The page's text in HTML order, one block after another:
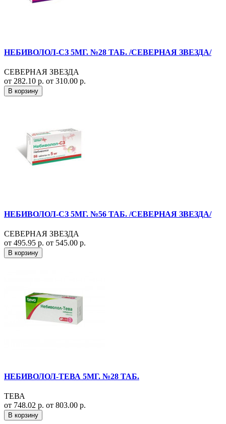
НЕБИВОЛОЛ-СЗ 5МГ. №28 ТАБ. /СЕВЕРНАЯ ЗВЕЗДА/
СЕВЕРНАЯ ЗВЕЗДА
от 282.10 р. от 310.00 р.
В корзину
НЕБИВОЛОЛ-СЗ 5МГ. №56 ТАБ. /СЕВЕРНАЯ ЗВЕЗДА/
СЕВЕРНАЯ ЗВЕЗДА
от 495.95 р. от 545.00 р.
В корзину
НЕБИВОЛОЛ-ТЕВА 5МГ. №28 ТАБ.
ТЕВА
от 748.02 р. от 803.00 р.
В корзину